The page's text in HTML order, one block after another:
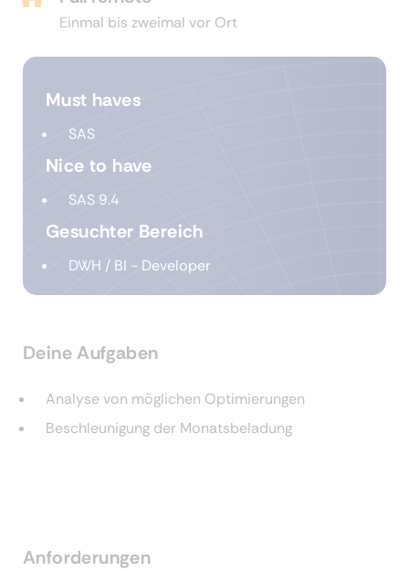
Einmal bis zweimal vor Ort
Must haves
SAS
Nice to have
SAS 9.4
Gesuchter Bereich
DWH / BI - Developer
Deine Aufgaben
Analyse von möglichen Optimierungen
Beschleunigung der Monatsbeladung
Anforderungen